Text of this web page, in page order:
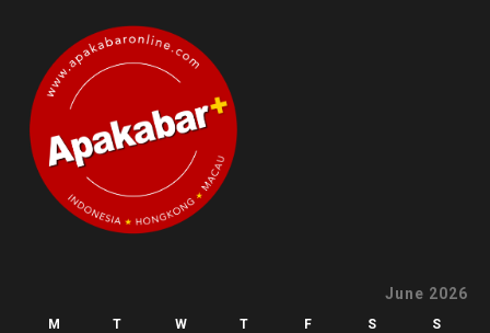
June 2026
M T W T F S S